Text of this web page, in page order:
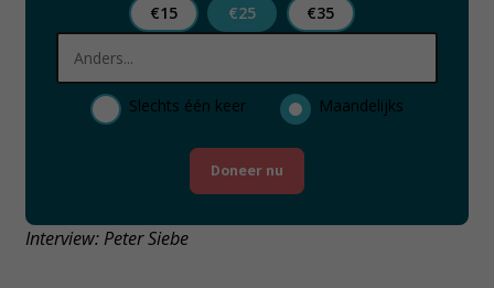
€15 €25 €35
Slechts één keer Maandelijks
Doneer nu
Interview: Peter Siebe